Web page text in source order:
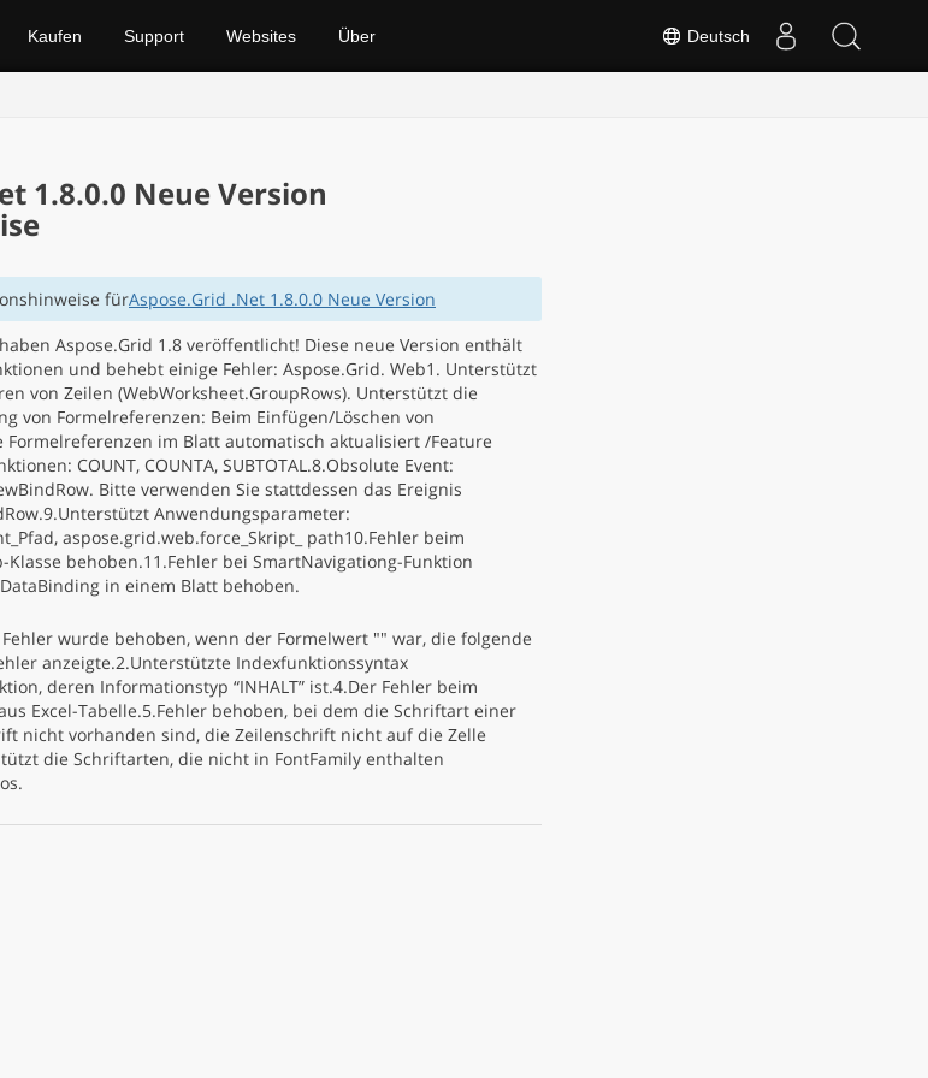
Deutsch
Kaufen Support Websites Über
1.8.0.0 Neue Version
fürAspose.Grid .Net 1.8.0.0 Neue Version
Aspose.Grid 1.8 veröffentlicht! Diese neue Version enthält
und behebt einige Fehler: Aspose.Grid. Web1. Unterstützt
von Zeilen (WebWorksheet.GroupRows). Unterstützt die
von Formelreferenzen: Beim Einfügen/Löschen von
im Blatt automatisch aktualisiert /Feature
COUNT, COUNTA, SUBTOTAL.8.Obsolute Event:
Bitte verwenden Sie stattdessen das Ereignis
Anwendungsparameter:
aspose.grid.web.force_Skript_ path10.Fehler beim
behoben.11.Fehler bei SmartNavigationg-Funktion
in einem Blatt behoben.
wurde behoben, wenn der Formelwert "" war, die folgende
anzeigte.2.Unterstützte Indexfunktionssyntax
deren Informationstyp “INHALT” ist.4.Der Fehler beim
Excel-Tabelle.5.Fehler behoben, bei dem die Schriftart einer
nicht vorhanden sind, die Zeilenschrift nicht auf die Zelle
die Schriftarten, die nicht in FontFamily enthalten